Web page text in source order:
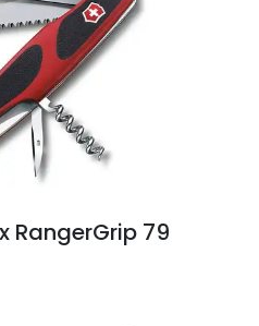
RangerGrip 79